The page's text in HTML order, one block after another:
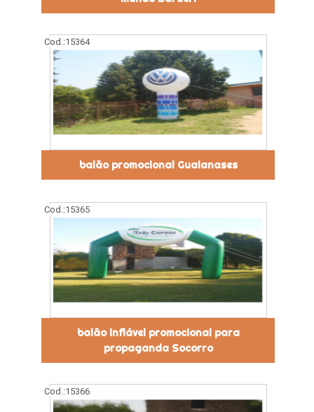
Cod.:15364
balão promocional Guaianases
Cod.:15365
balão inflável promocional para
propaganda Socorro
Cod.:15366